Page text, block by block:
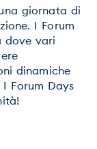
giornata di
I Forum
dove vari
dinamiche
Forum Days